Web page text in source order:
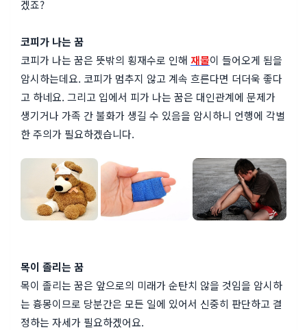
겠죠?
코피가 나는 꿈
코피가 나는 꿈은 뜻밖의 횡재수로 인해 재물이 들어오게 됨을
암시하는데요. 코피가 멈추지 않고 계속 흐른다면 더더욱 좋다
고 하네요. 그리고 입에서 피가 나는 꿈은 대인관계에 문제가
생기거나 가족 간 불화가 생길 수 있음을 암시하니 언행에 각별
한 주의가 필요하겠습니다.
목이 졸리는 꿈
목이 졸리는 꿈은 앞으로의 미래가 순탄치 않을 것임을 암시하
는 흉몽이므로 당분간은 모든 일에 있어서 신중히 판단하고 결
정하는 자세가 필요하겠어요.